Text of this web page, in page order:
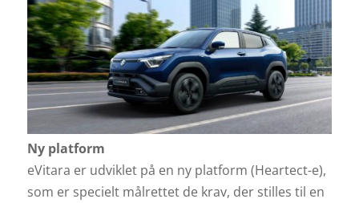
Ny platform
eVitara er udviklet på en ny platform (Heartect-e),
som er specielt målrettet de krav, der stilles til en